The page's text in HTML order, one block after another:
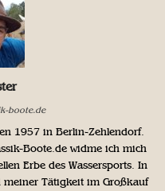
boote.de
1957 in Berlin-Zehlendorf.
Boote.de widme ich mich
Erbe des Wassersports. In
meiner Tätigkeit im Großkauf